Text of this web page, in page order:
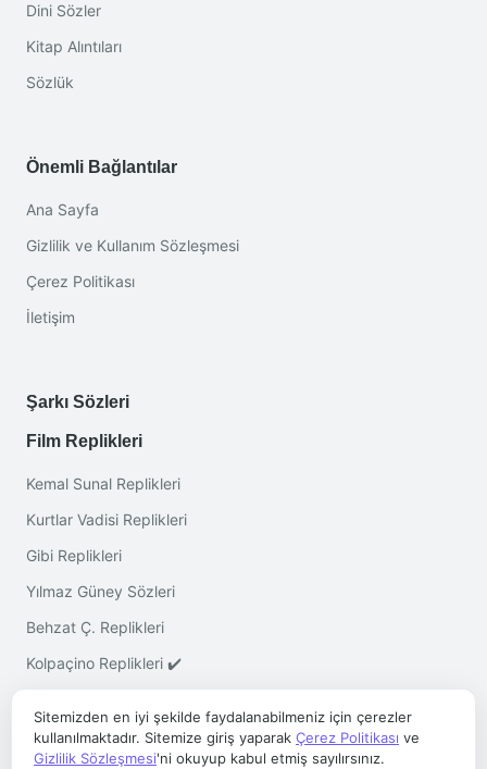
Dini Sözler
Kitap Alıntıları
Sözlük
Önemli Bağlantılar
Ana Sayfa
Gizlilik ve Kullanım Sözleşmesi
Çerez Politikası
İletişim
Şarkı Sözleri
Film Replikleri
Kemal Sunal Replikleri
Kurtlar Vadisi Replikleri
Gibi Replikleri
Yılmaz Güney Sözleri
Behzat Ç. Replikleri
Kolpaçino Replikleri ✔️
Sitemizden en iyi şekilde faydalanabilmeniz için çerezler
kullanılmaktadır. Sitemize giriş yaparak Çerez Politikası ve
Gizlilik Sözleşmesi'ni okuyup kabul etmiş sayılırsınız.